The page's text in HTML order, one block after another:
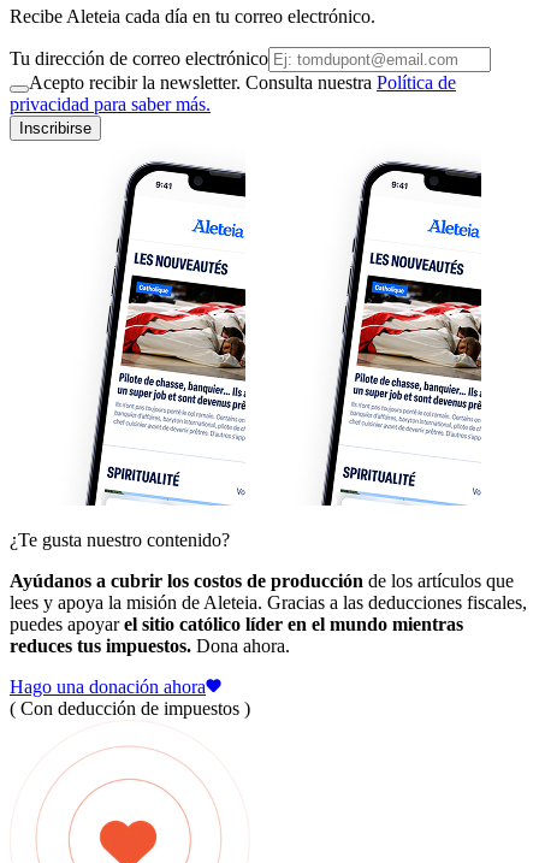
Recibe Aleteia cada día en tu correo electrónico.
Tu dirección de correo electrónico
Acepto recibir la newsletter. Consulta nuestra Política de
privacidad para saber más.
Inscribirse
¿Te gusta nuestro contenido?
Ayúdanos a cubrir los costos de producción de los artículos que
lees y apoya la misión de Aleteia. Gracias a las deducciones fiscales,
puedes apoyarel sitio católico líder en el mundo mientras
reduces tus impuestos. Dona ahora.
Hago una donación ahora
( Con deducción de impuestos )